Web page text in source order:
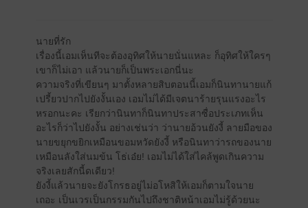
นายที่รัก
เรื่องนี้เอมเห็นทีจะต้องอุทิศให้นายนั่นแหละ ก็อุทิศให้ใครๆ
เขาก็ไม่เอา แล้วนายก็เป็นพระเอกนี่นะ
ความจริงที่เขียนๆ มาตั้งหลายสิบตอนนี้เอมก็นินทานายแก้
เปรี้ยวปากไปยังงั้นเอง เอมไม่ได้มีเจตนาร้ายรุนแรงอะไร
หรอกนะคะ เรียกว่านินทาก็นินทาประสาซื่อประเภทเห็น
อะไรก็ว่าไปยังงั้น อย่างเช่นว่า ว่านายอ้วนยังงี้ ลายมือของ
นายขยุกขยิกเหมือนขอมหวัดยังงี้ หรือนินทาว่ารถของนาย
เหมือนลังใส่นมข้น โธ่เอ๋ย! เอมไม่ได้ใส่ไคล้พูดเกินความ
จริงเลยสักนี้ดเดียว!
ยังงี้แล้วนายจะยังโกรธอยู่ไม่อโหสิให้เอมก็ตามใจนาย
เถอะ เป็นเวรเป็นกรรมกันไปถึงชาติหน้าเอมไม่รู้ด้วยนะ